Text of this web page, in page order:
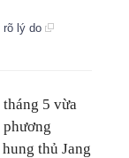
rõ lý do
5 vừa
phương
thủ Jang